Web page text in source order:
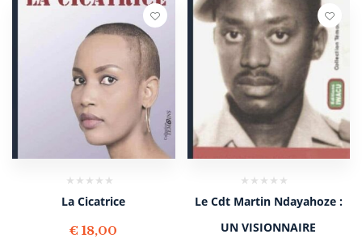
La Cicatrice
€ 18,00
Le Cdt Martin Ndayahoze :
UN VISIONNAIRE